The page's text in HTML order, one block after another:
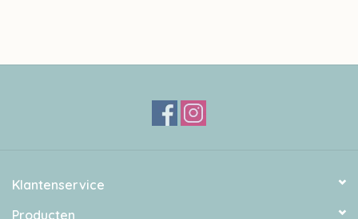
Klantenservice
Producten